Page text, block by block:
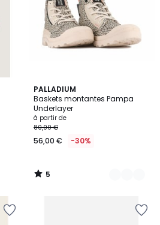
PALLADIUM
Baskets montantes Pampa
Underlayer
à partir de
80,00 €
56,00 € -30%
5
/
5
3
Couleurs
5
/